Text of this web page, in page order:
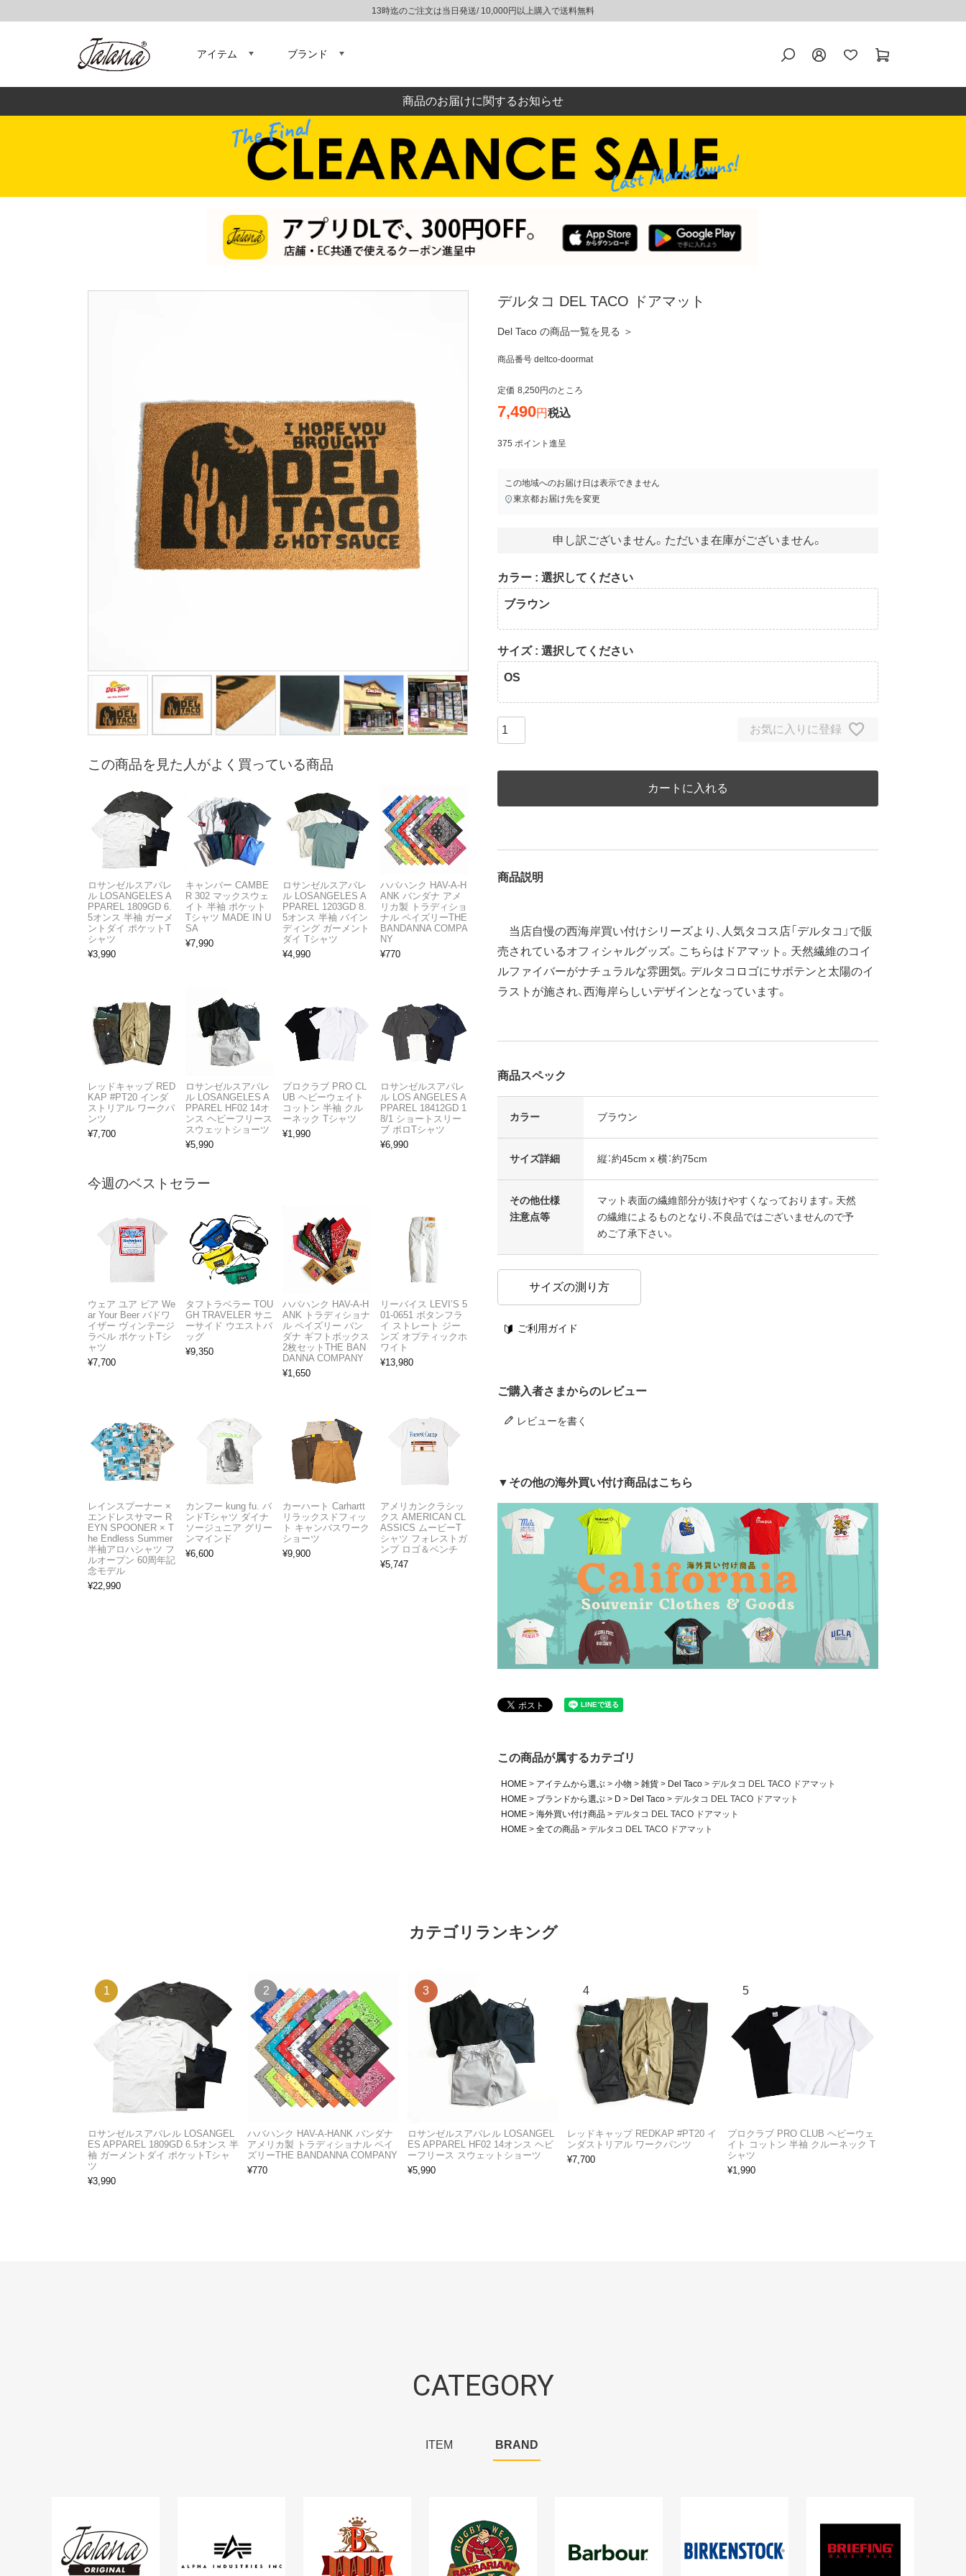
13時迄のご注文は当日発送/ 10,000円以上購入で送料無料
アイテム ブランド
商品のお届けに関するお知らせ
デルタコ DEL TACO ドアマット
Del Taco の商品一覧を見る ＞
商品番号 deltco-doormat
定価 8,250 のところ
7,490 税込
375 ポイント進呈
この地域へのお届け日は表示できません
東京都お届け先を変更
申し訳ございません。ただいま在庫がございません。
カラー 選択してください
ブラウン
サイズ 選択してください
OS
お気に入りに登録
カートに入れる
商品説明
当店自慢の西海岸買い付けシリーズより、人気タコス店「デルタコ」で販
売されているオフィシャルグッズ。こちらはドアマット。天然繊維のコイ
ルファイバーがナチュラルな雰囲気。デルタコロゴにサボテンと太陽のイ
ラストが施され、西海岸らしいデザインとなっています。
商品スペック
カラー ブラウン
サイズ詳細 縦：約45cm x 横：約75cm
その他仕様
注意点等
マット表面の繊維部分が抜けやすくなっております。天然
の繊維によるものとなり、不良品ではございませんので予
めご了承下さい。
サイズの測り方
ご利用ガイド
ご購入者さまからのレビュー
レビューを書く
▼その他の海外買い付け商品はこちら
この商品が属するカテゴリ
HOME アイテムから選ぶ 小物 雑貨 Del Taco
デルタコ DEL TACO ドアマット
HOME
ブランドから選ぶ D Del Taco
デルタコ DEL TACO ドアマット
HOME
海外買い付け商品
デルタコ DEL TACO ドアマット
HOME
全ての商品 デルタコ DEL TACO ドアマット
この商品を見た人がよく買っている商品
ロサンゼルスアパレ
ル LOSANGELES A
PPAREL 1809GD 6.
5オンス 半袖 ガーメ
ントダイ ポケットT
シャツ
¥3,990
キャンバー CAMBE
R 302 マックスウェ
イト 半袖 ポケット
Tシャツ MADE IN U
SA
¥7,990
ロサンゼルスアパレ
ル LOSANGELES A
PPAREL 1203GD 8.
5オンス 半袖 バイン
ディング ガーメント
ダイ Tシャツ
¥4,990
ハバハンク HAV-A-H
ANK バンダナ アメ
リカ製 トラディショ
ナル ペイズリーTHE
BANDANNA COMPA
NY
¥770
レッドキャップ RED
KAP #PT20 インダ
ストリアル ワークパ
ンツ
¥7,700
ロサンゼルスアパレ
ル LOSANGELES A
PPAREL HF02 14オ
ンス ヘビーフリース
スウェットショーツ
¥5,990
プロクラブ PRO CL
UB ヘビーウェイト
コットン 半袖 クル
ーネック Tシャツ
¥1,990
ロサンゼルスアパレ
ル LOS ANGELES A
PPAREL 18412GD 1
8/1 ショートスリー
ブ ポロTシャツ
¥6,990
今週のベストセラー
ウェア ユア ビア We
ar Your Beer バドワ
イザー ヴィンテージ
ラベル ポケットTシ
ャツ
¥7,700
タフトラベラー TOU
GH TRAVELER サニ
ーサイド ウエストバ
ッグ
¥9,350
ハバハンク HAV-A-H
ANK トラディショナ
ル ペイズリー バン
ダナ ギフトボックス
2枚セットTHE BAN
DANNA COMPANY
¥1,650
リーバイス LEVI’S 5
01-0651 ボタンフラ
イ ストレート ジー
ンズ オプティックホ
ワイト
¥13,980
レインスプーナー ×
エンドレスサマー R
EYN SPOONER × T
he Endless Summer
半袖アロハシャツ フ
ルオープン 60周年記
念モデル
¥22,990
カンフー kung fu. バ
ンドTシャツ ダイナ
ソージュニア グリー
ンマインド
¥6,600
カーハート Carhartt
リラックスドフィッ
ト キャンバスワーク
ショーツ
¥9,900
アメリカンクラシッ
クス AMERICAN CL
ASSICS ムービーT
シャツ フォレストガ
ンプ ロゴ＆ベンチ
¥5,747
カテゴリランキング
ロサンゼルスアパレル LOSANGEL
ES APPAREL 1809GD 6.5オンス 半
袖 ガーメントダイ ポケットTシャ
ツ
¥3,990
ハバハンク HAV-A-HANK バンダナ
アメリカ製 トラディショナル ペイ
ズリーTHE BANDANNA COMPANY
¥770
ロサンゼルスアパレル LOSANGEL
ES APPAREL HF02 14オンス ヘビ
ーフリース スウェットショーツ
¥5,990
レッドキャップ REDKAP #PT20 イ
ンダストリアル ワークパンツ
¥7,700
プロクラブ PRO CLUB ヘビーウェ
イト コットン 半袖 クルーネック T
シャツ
¥1,990
CATEGORY
ITEM BRAND